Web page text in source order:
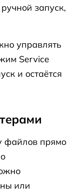
запуск,
управлять
Service
и остаётся
файлов прямо
или